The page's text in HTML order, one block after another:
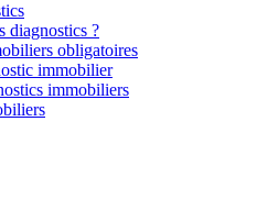
diagnostics ?
obligatoires
immobilier
immobiliers